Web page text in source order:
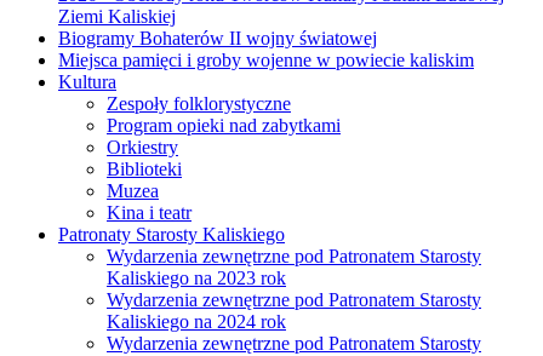
Ziemi Kaliskiej
Biogramy Bohaterów II wojny światowej
Miejsca pamięci i groby wojenne w powiecie kaliskim
Kultura
Zespoły folklorystyczne
Program opieki nad zabytkami
Orkiestry
Biblioteki
Muzea
Kina i teatr
Patronaty Starosty Kaliskiego
Wydarzenia zewnętrzne pod Patronatem Starosty
Kaliskiego na 2023 rok
Wydarzenia zewnętrzne pod Patronatem Starosty
Kaliskiego na 2024 rok
Wydarzenia zewnętrzne pod Patronatem Starosty